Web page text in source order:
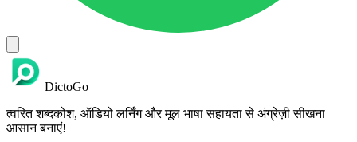
DictoGo
त्वरित शब्दकोश, ऑडियो लर्निंग और मूल भाषा सहायता से अंग्रेज़ी सीखना
आसान बनाएं!